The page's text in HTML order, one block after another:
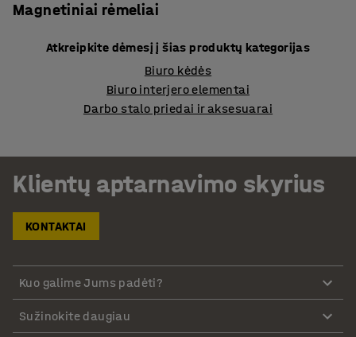
Magnetiniai rėmeliai
Atkreipkite dėmesį į šias produktų kategorijas
Biuro kėdės
Biuro interjero elementai
Darbo stalo priedai ir aksesuarai
Klientų aptarnavimo skyrius
KONTAKTAI
Kuo galime Jums padėti?
Sužinokite daugiau